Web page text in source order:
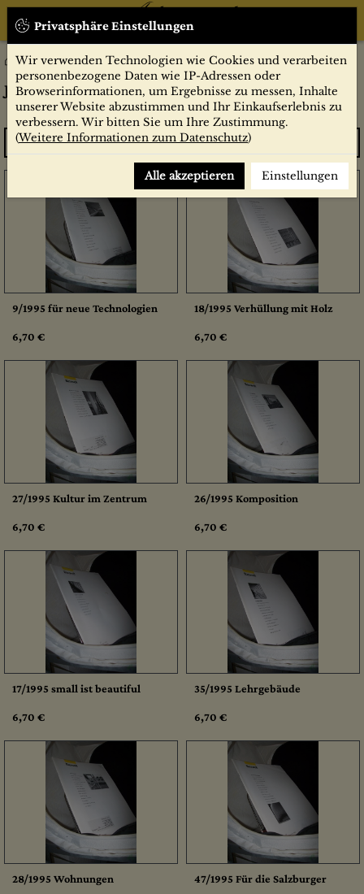
Privatsphäre Einstellungen
Wir verwenden Technologien wie Cookies und verarbeiten
personenbezogene Daten wie IP-Adressen oder
Browserinformationen, um Ergebnisse zu messen, Inhalte
unserer Website abzustimmen und Ihr Einkaufserlebnis zu
verbessern. Wir bitten Sie um Ihre Zustimmung.
(Weitere Informationen zum Datenschutz)
Alle akzeptieren Einstellungen
Zeitschriften Bauwelt Jahrgang 1995
Jahrgang 1995
Sortieren
9/1995 für neue Technologien
6,70 €
18/1995 Verhüllung mit Holz
6,70 €
27/1995 Kultur im Zentrum
6,70 €
26/1995 Komposition
6,70 €
17/1995 small ist beautiful
6,70 €
35/1995 Lehrgebäude
6,70 €
28/1995 Wohnungen 47/1995 Für die Salzburger